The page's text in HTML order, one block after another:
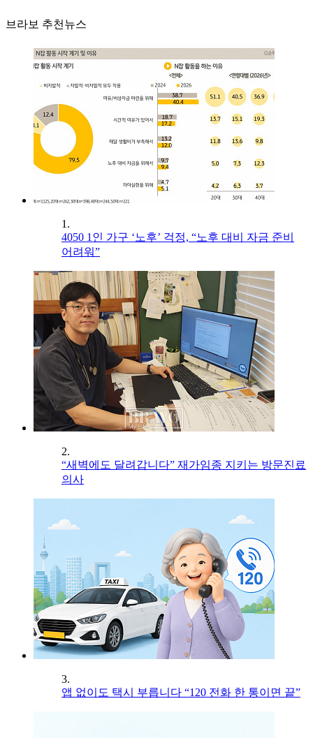
브라보 추천뉴스
1.
4050 1인 가구 ‘노후’ 걱정, “노후 대비 자금 준비
어려워”
2.
“새벽에도 달려갑니다” 재가임종 지키는 방문진료
의사
3.
앱 없이도 택시 부릅니다 “120 전화 한 통이면 끝”